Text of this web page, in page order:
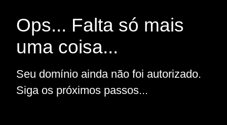
Ops... Falta só mais
uma coisa...
Seu domínio ainda não foi autorizado.
Siga os próximos passos...